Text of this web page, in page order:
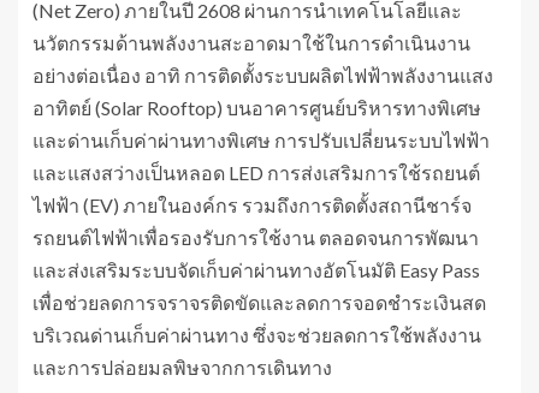
(Net Zero) ภายในปี 2608 ผ่านการนำเทคโนโลยีและ
นวัตกรรมด้านพลังงานสะอาดมาใช้ในการดำเนินงาน
อย่างต่อเนื่อง อาทิ การติดตั้งระบบผลิตไฟฟ้าพลังงานแสง
อาทิตย์ (Solar Rooftop) บนอาคารศูนย์บริหารทางพิเศษ
และด่านเก็บค่าผ่านทางพิเศษ การปรับเปลี่ยนระบบไฟฟ้า
และแสงสว่างเป็นหลอด LED การส่งเสริมการใช้รถยนต์
ไฟฟ้า (EV) ภายในองค์กร รวมถึงการติดตั้งสถานีชาร์จ
รถยนต์ไฟฟ้าเพื่อรองรับการใช้งาน ตลอดจนการพัฒนา
และส่งเสริมระบบจัดเก็บค่าผ่านทางอัตโนมัติ Easy Pass
เพื่อช่วยลดการจราจรติดขัดและลดการจอดชำระเงินสด
บริเวณด่านเก็บค่าผ่านทาง ซึ่งจะช่วยลดการใช้พลังงาน
และการปล่อยมลพิษจากการเดินทาง